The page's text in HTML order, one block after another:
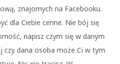
znajomych na Facebooku.
dla Ciebie cenne. Nie bój się
napisz czym się w danym
dana osoba może Ci w tym